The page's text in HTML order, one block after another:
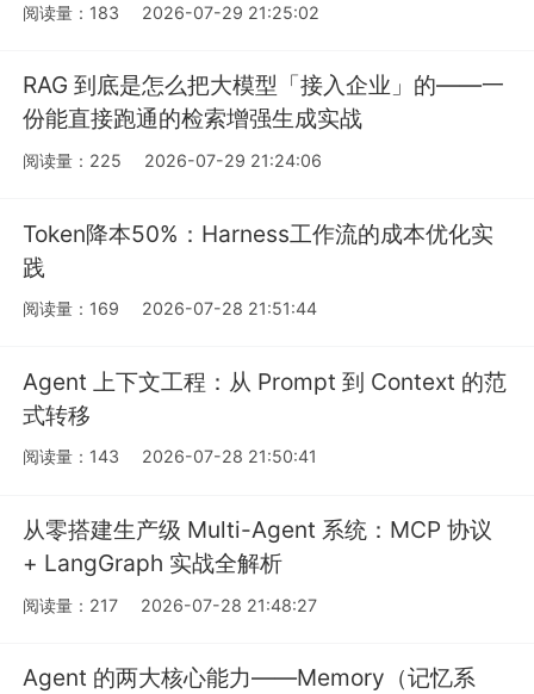
阅读量：183 2026-07-29 21:25:02
RAG 到底是怎么把大模型「接入企业」的——一
份能直接跑通的检索增强生成实战
阅读量：225 2026-07-29 21:24:06
Token降本50%：Harness工作流的成本优化实
践
阅读量：169 2026-07-28 21:51:44
Agent 上下文工程：从 Prompt 到 Context 的范
式转移
阅读量：143 2026-07-28 21:50:41
从零搭建生产级 Multi-Agent 系统：MCP 协议
+ LangGraph 实战全解析
阅读量：217 2026-07-28 21:48:27
Agent 的两大核心能力——Memory（记忆系